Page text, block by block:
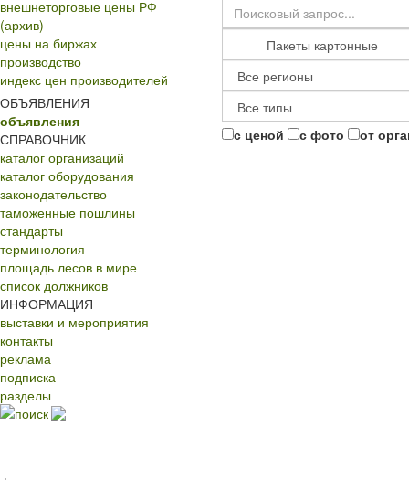
внешнеторговые цены РФ
(архив)
цены на биржах
производство
индекс цен производителей
ОБЪЯВЛЕНИЯ
объявления
СПРАВОЧНИК
каталог организаций
каталог оборудования
законодательство
таможенные пошлины
стандарты
терминология
площадь лесов в мире
список должников
ИНФОРМАЦИЯ
выставки и мероприятия
контакты
реклама
подписка
разделы
поиск
с ценой с фото от